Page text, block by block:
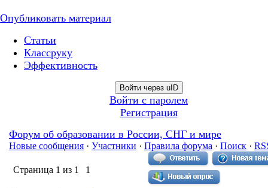
Опубликовать материал
Статьи
Классруку
Эффективность
Войти через uID
Войти с паролем
Регистрация
Форум об образовании в России, СНГ и мире
Новые сообщения · Участники · Правила форума · Поиск ·
Страница 1 из 1 1